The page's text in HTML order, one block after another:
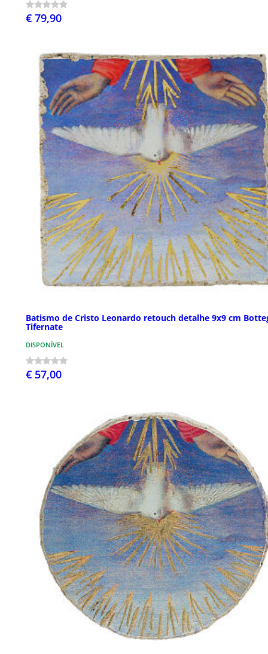
€ 79,90
Batismo de Cristo Leonardo retouch detalhe 9x9 cm
Tifernate
DISPONÍVEL
€ 57,00